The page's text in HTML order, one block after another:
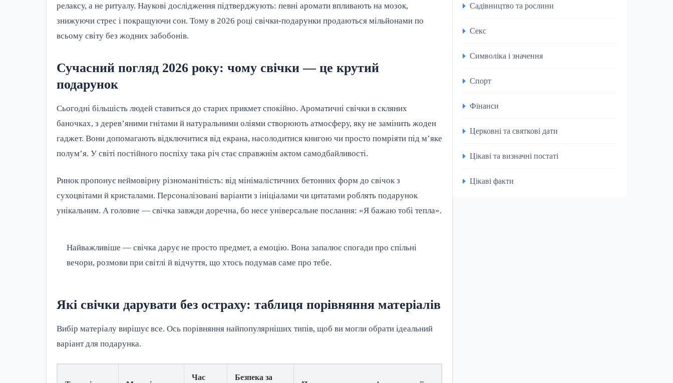
релаксу, а не ритуалу. Наукові дослідження підтверджують: певні аромати впливають на мозок,
знижуючи стрес і покращуючи сон. Тому в 2026 році свічки-подарунки продаються мільйонами по
всьому світу без жодних забобонів.
Сучасний погляд 2026 року: чому свічки — це крутий
подарунок
Сьогодні більшість людей ставиться до старих прикмет спокійно. Ароматичні свічки в скляних
баночках, з дерев’яними гнітами й натуральними оліями створюють атмосферу, яку не замінить жоден
гаджет. Вони допомагають відключитися від екрана, насолодитися книгою чи просто помріяти під м’яке
полум’я. У світі постійного поспіху така річ стає справжнім актом самодбайливості.
Ринок пропонує неймовірну різноманітність: від мінімалістичних бетонних форм до свічок з
сухоцвітами й кристалами. Персоналізовані варіанти з ініціалами чи цитатами роблять подарунок
унікальним. А головне — свічка завжди доречна, бо несе універсальне послання: «Я бажаю тобі тепла».
Найважливіше — свічка дарує не просто предмет, а емоцію. Вона запалює спогади про спільні
вечори, розмови при світлі й відчуття, що хтось подумав саме про тебе.
Які свічки дарувати без остраху: таблиця порівняння матеріалів
Вибір матеріалу вирішує все. Ось порівняння найпопулярніших типів, щоб ви могли обрати ідеальний
варіант для подарунка.
Час
Безпека за
Садівництво та рослини
Секс
Символіка і значення
Спорт
Фінанси
Церковні та святкові дати
Цікаві та визначні постаті
Цікаві факти